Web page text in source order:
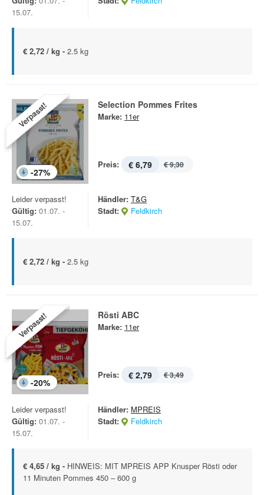
15.07.
€ 2,72 / kg - 2.5 kg
Verpasst!
-27%
Selection Pommes Frites
Marke: 11er
Preis: € 6,79 € 9,30
Leider verpasst!
Gültig: 01.07. -
15.07.
Händler: T&G
Stadt:
Feldkirch
€ 2,72 / kg - 2.5 kg
Verpasst!
-20%
Rösti ABC
Marke: 11er
Preis: € 2,79 € 3,49
Leider verpasst!
Gültig: 01.07. -
15.07.
Händler: MPREIS
Stadt:
Feldkirch
€ 4,65 / kg - HINWEIS: MIT MPREIS APP Knusper Rösti oder
11 Minuten Pommes 450 – 600 g